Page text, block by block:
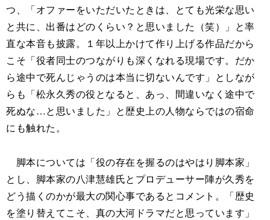
つ、「オファーをいただいたときは、とても光栄な思い
と共に、出番はどのくらい？と思いました（笑）」と率
直な本音も披露。１年以上かけて作り上げる作品だから
こそ「役者同士のつながりも深くなれる現場です。だか
ら途中で死んじゃうのは本当に切ないんです」としなが
らも「松永久秀の役となると、あっ、間違いなく途中で
死ぬな…と思いました」と歴史上の人物ならではの宿命
にも触れた。
脚本については「役の存在を握るのはやはり脚本家」
とし、脚本家の八津慧雄氏とプロデューサー陣が久秀を
どう描くのかが最大の関心事であるとコメント。「歴史
を塗り替えてこそ、真の大河ドラマだと思っています」